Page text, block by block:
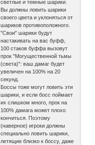
светлые и темные шарики.
Вы должны ловить шарики
своего цвета и уклоняться от
шариков противоположного.
"Свои" шарики будут
настакивать на вас буфф,
100 стаков буффа вызовут
прок "Могущественной тьмы
(света)": ваш дамаг будет
увеличен на 100% на 20
секунд.
Боссы тоже могут ловить эти
шарики, и если босс поймает
их слишком много, прок на
100% дамага может плохо
кончиться. Поэтому
(наверное) игроки должны
специально ловить шарики,
летящие близко к боссу, даже